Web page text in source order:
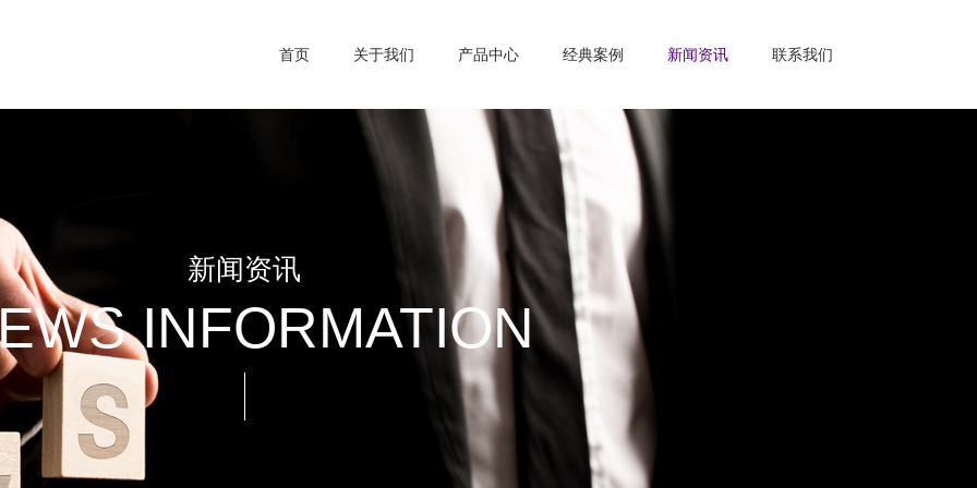
首页 关于我们 产品中心 经典案例 新闻资讯 联系我们
新闻资讯
INFORMATION